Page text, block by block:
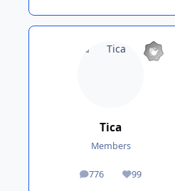
Tica
Members
776
posts 99
Reputation